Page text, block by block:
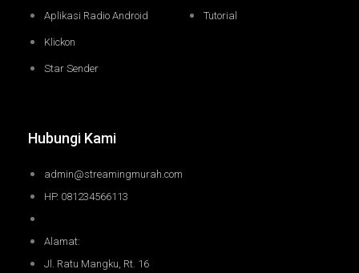
Aplikasi Radio Android
Klickon
Star Sender
Tutorial
Hubungi Kami
admin@streamingmurah.com
HP. 081234566113
Alamat:
Jl. Ratu Mangku, Rt. 16